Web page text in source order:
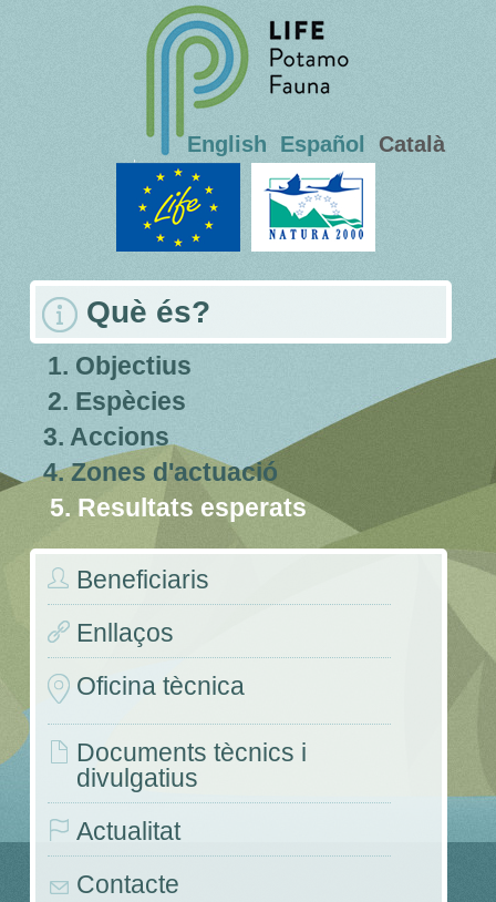
Català
Español
English
Què és?
1. Objectius
2. Espècies
3. Accions
4. Zones d'actuació
5. Resultats esperats
Beneficiaris
Enllaços
Oficina tècnica
Documents tècnics i
divulgatius
Actualitat
Contacte